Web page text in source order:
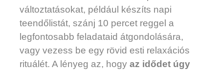
változtatásokat, például készíts napi
teendőlistát, szánj 10 percet reggel a
legfontosabb feladataid átgondolására,
vagy vezess be egy rövid esti relaxációs
rituálét. A lényeg az, hogy az idődet úgy